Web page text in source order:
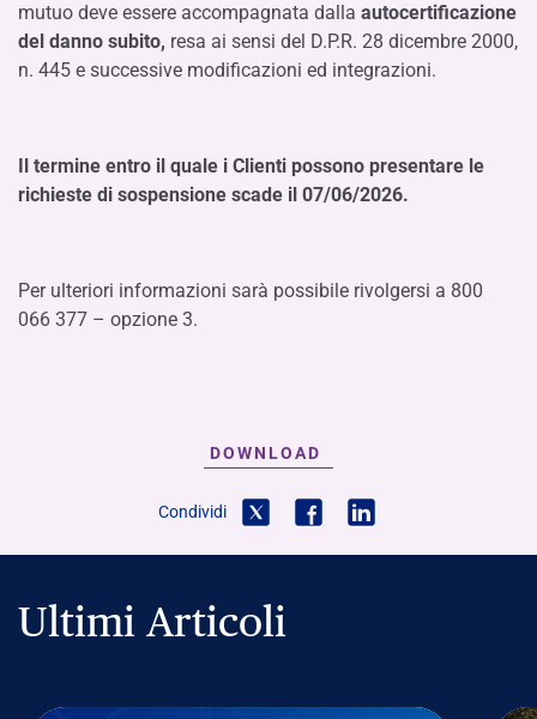
mutuo deve essere accompagnata dalla autocertificazione
del danno subito, resa ai sensi del D.P.R. 28 dicembre 2000,
n. 445 e successive modificazioni ed integrazioni.
Il termine entro il quale i Clienti possono presentare le
richieste di sospensione scade il 07/06/2026.
Per ulteriori informazioni sarà possibile rivolgersi a 800
066 377 – opzione 3.
DOWNLOAD
Condividi
Ultimi Articoli